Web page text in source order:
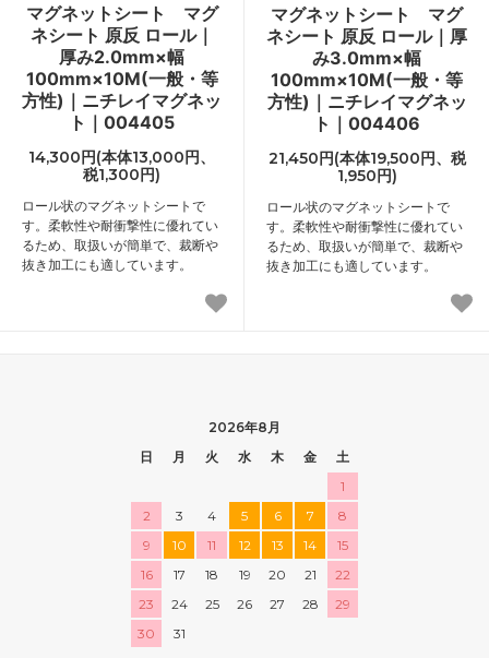
マグネットシート マグ
ネシート 原反 ロール｜
厚み2.0mm×幅
100mm×10M(一般・等
方性)｜ニチレイマグネッ
ト｜004405
14,300円(本体13,000円、
税1,300円)
ロール状のマグネットシートで
す。柔軟性や耐衝撃性に優れてい
るため、取扱いが簡単で、裁断や
抜き加工にも適しています。
マグネットシート マグ
ネシート 原反 ロール｜厚
み3.0mm×幅
100mm×10M(一般・等
方性)｜ニチレイマグネッ
ト｜004406
21,450円(本体19,500円、税
1,950円)
ロール状のマグネットシートで
す。柔軟性や耐衝撃性に優れてい
るため、取扱いが簡単で、裁断や
抜き加工にも適しています。
2026年8月
日
月 火 水 木 金
土
1
2
3 4 5 6 7
8
9
10 11 12 13 14
15
16
17 18 19 20 21
22
23
24 25 26 27 28
29
30
31